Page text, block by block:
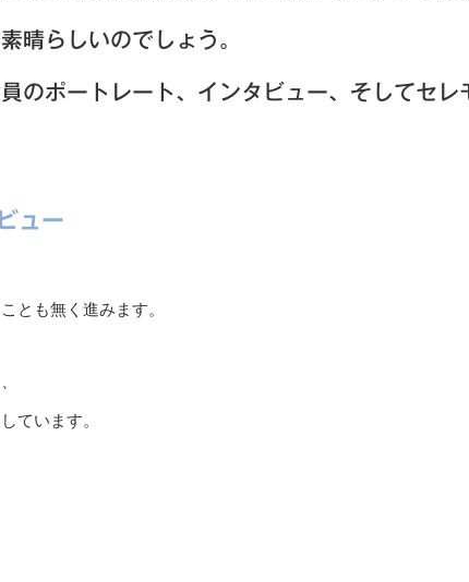
晴らしいのでしょう。
のポートレート、インタビュー、そしてセレ
ュー
とも無く進みます。
ています。